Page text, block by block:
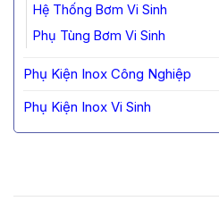
Hệ Thống Bơm Vi Sinh
Phụ Tùng Bơm Vi Sinh
Phụ Kiện Inox Công Nghiệp
Phụ Kiện Inox Vi Sinh